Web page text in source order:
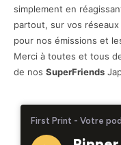
simplement en
partout, sur vos
pour nos émissions et
Merci à toutes et tous
de nos SuperFriends